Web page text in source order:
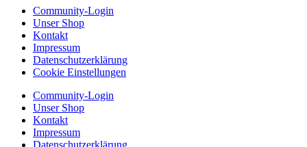
Community-Login
Unser Shop
Kontakt
Impressum
Datenschutzerklärung
Cookie Einstellungen
Community-Login
Unser Shop
Kontakt
Impressum